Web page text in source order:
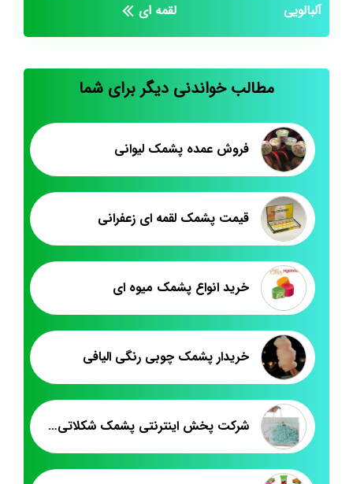
آلبالویی
لقمه ای
مطالب خواندنی دیگر برای شما
فروش عمده پشمک لیوانی
قیمت پشمک لقمه ای زعفرانی
خرید انواع پشمک میوه ای
خریدار پشمک چوبی رنگی الیافی
شرکت پخش اینترنتی پشمک شکلاتی رشته ای